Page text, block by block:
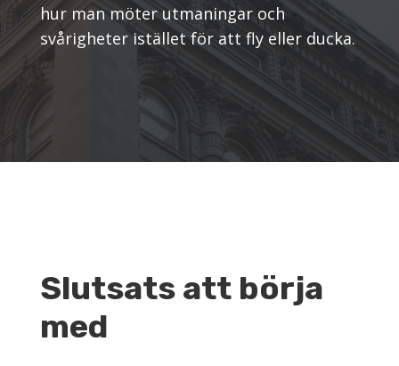
hur man möter utmaningar och
svårigheter istället för att fly eller ducka.
Slutsats att börja
med